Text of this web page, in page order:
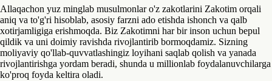
Allaqachon yuz minglab musulmonlar o'z zakotlarini Zakotim orqali
aniq va to'g'ri hisoblab, asosiy farzni ado etishda ishonch va qalb
xotirjamligiga erishmoqda. Biz Zakotimni har bir inson uchun bepul
qildik va uni doimiy ravishda rivojlantirib bormoqdamiz. Sizning
moliyaviy qo'llab-quvvatlashingiz loyihani saqlab qolish va yanada
rivojlantirishga yordam beradi, shunda u millionlab foydalanuvchilarga
ko'proq foyda keltira oladi.